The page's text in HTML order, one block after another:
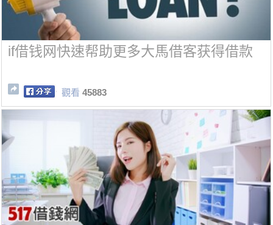
if借钱网快速帮助更多大馬借客获得借款
觀看 45883